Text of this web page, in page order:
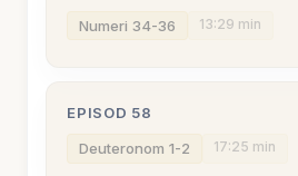
Numeri 34-36 13:29 min
EPISOD 58
Deuteronom 1-2 17:25 min